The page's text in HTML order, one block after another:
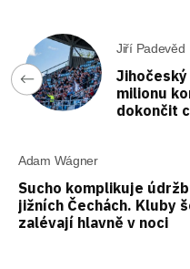
Jiří Padevěd
Jihočeský
milionu
dokončit
Adam Wágner
Sucho komplikuje
jižních Čechách. Kluby
zalévají hlavně v noci